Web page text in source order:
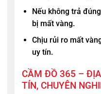
Nếu không trả
bị mất vàng.
Chịu rủi ro mất
uy tín.
CẦM ĐỒ 365 –
TÍN, CHUYÊN